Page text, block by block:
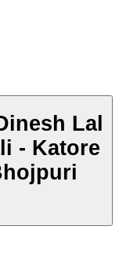
Lal
- Katore